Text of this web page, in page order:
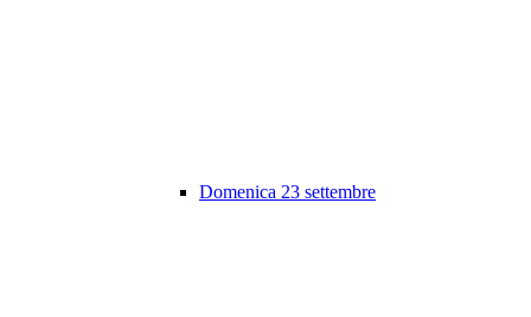
Domenica 23 settembre